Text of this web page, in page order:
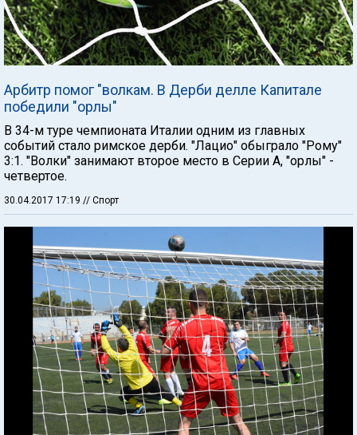
Арбитр помог "волкам. В Дерби делле Капитале
победили "орлы"
В 34-м туре чемпионата Италии одним из главных
событий стало римское дерби. "Лацио" обыграло "Рому"
3:1. "Волки" занимают второе место в Серии А, "орлы" -
четвертое.
30.04.2017 17:19 // Спорт